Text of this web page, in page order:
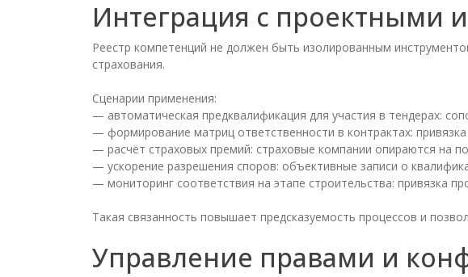
Интеграция с проектными
Реестр компетенций не должен быть изолированным
страхования.
Сценарии применения:
— автоматическая предквалификация для участия в тендерах:
— формирование матриц ответственности в контрактах:
— расчёт страховых премий: страховые компании опираются на
— ускорение разрешения споров: объективные записи о
— мониторинг соответствия на этапе строительства: привязка
Такая связанность повышает предсказуемость процессов и
Управление правами и